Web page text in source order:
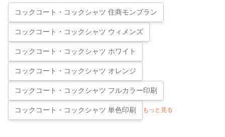
コックコート・コックシャツ 住商モンブラン
コックコート・コックシャツ ウィメンズ
コックコート・コックシャツ ホワイト
コックコート・コックシャツ オレンジ
コックコート・コックシャツ フルカラー印刷
コックコート・コックシャツ 単色印刷 もっと見る